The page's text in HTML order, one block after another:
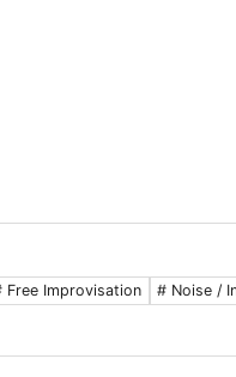
Free Improvisation # Noise /